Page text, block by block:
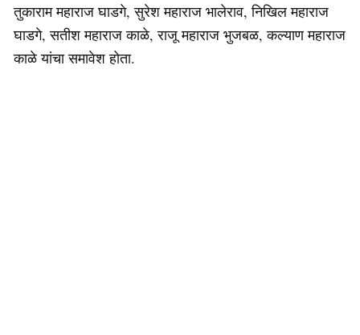
तुकाराम महाराज घाडगे, सुरेश महाराज भालेराव, निखिल महाराज
घाडगे, सतीश महाराज काळे, राजू महाराज भुजबळ, कल्याण महाराज
काळे यांचा समावेश होता.